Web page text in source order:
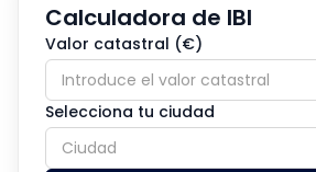
Calculadora de IBI
Valor catastral (€)
Selecciona tu ciudad
Ciudad